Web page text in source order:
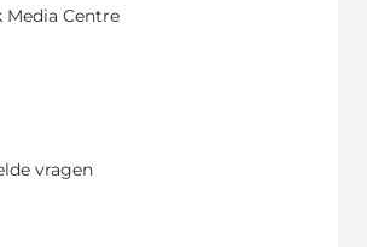
Media Centre
vragen